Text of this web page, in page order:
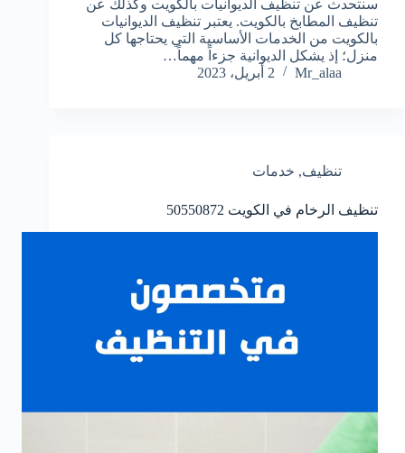
سنتحدث عن تنظيف الديوانيات بالكويت وكذلك عن
تنظيف المطابخ بالكويت. يعتبر تنظيف الديوانيات
بالكويت من الخدمات الأساسية التي يحتاجها كل
منزل؛ إذ يشكل الديوانية جزءاً مهماً…
Mr_alaa
2 أبريل، 2023
تنظيف, خدمات
تنظيف الرخام في الكويت 50550872